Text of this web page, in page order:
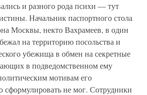
и разного рода психи — тут
Начальник паспортного стола
Москвы, некто Вахрамеев, в один
на территорию посольства и
убежища в обмен на секретные
в подведомственном ему
мотивам его
сформулировать не мог. Сотрудники